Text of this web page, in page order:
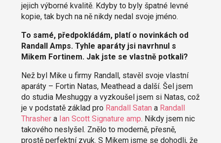
jejich výborné kvalitě. Kdyby to byly špatné levné
kopie, tak bych na ně nikdy nedal svoje jméno.
To samé, předpokládám, platí o novinkách od
Randall Amps. Tyhle aparáty jsi navrhnul s
Mikem Fortinem. Jak jste se vlastně potkali?
Než byl Mike u firmy Randall, stavěl svoje vlastní
aparáty – Fortin Natas, Meathead a další. Šel jsem
do studia Meshuggy a vyzkoušel jsem si Natas, což
je v podstatě základ pro Randall Satan a Randall
Thrashera Ian Scott Signature amp. Nikdy jsem nic
takového neslyšel. Znělo to moderně, přesně,
prostě perfektní zvuk. S Mikem jsme se dohodli, že